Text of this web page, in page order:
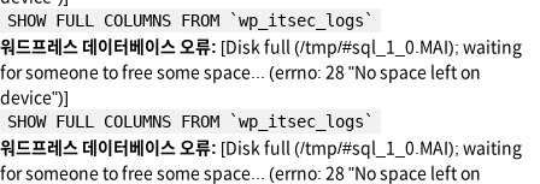
SHOW FULL COLUMNS FROM `wp_itsec_logs`
워드프레스 데이터베이스 오류: [Disk full (/tmp/#sql_1_0.MAI); waiting
for someone to free some space... (errno: 28 "No space left on
device")]
SHOW FULL COLUMNS FROM `wp_itsec_logs`
워드프레스 데이터베이스 오류: [Disk full (/tmp/#sql_1_0.MAI); waiting
for someone to free some space... (errno: 28 "No space left on